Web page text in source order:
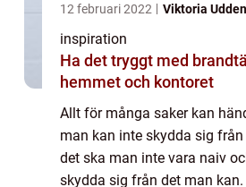
12 februari 2022 Viktoria
inspiration
Ha det tryggt med
hemmet och kontoret
Allt för många saker kan
man kan inte skydda sig
det ska man inte vara naiv
skydda sig från det man kan.